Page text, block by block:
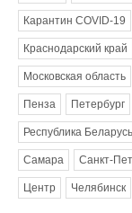
Карантин COVID-19
Краснодарский край
Московская область
Пенза Петербург
Республика Беларусь
Самара Санкт-
Центр Челябинск